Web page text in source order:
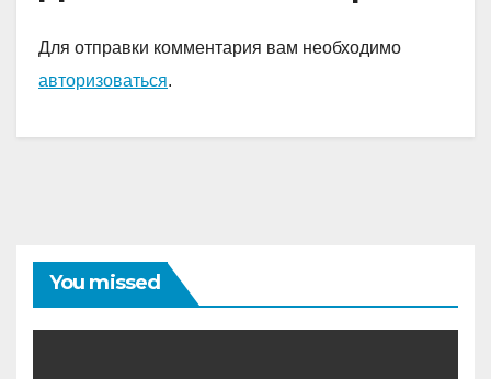
Для отправки комментария вам необходимо
авторизоваться.
You missed